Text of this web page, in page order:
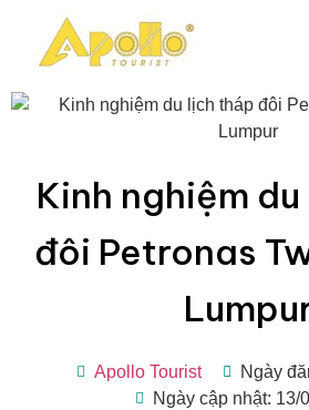
Kinh nghiệm
đôi Petronas
Apollo Tourist
Ngày
Ngày cập nhật: 13/